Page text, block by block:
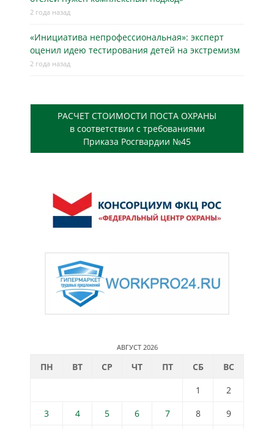
2 года назад
«Инициатива непрофессиональная»: эксперт
оценил идею тестирования детей на экстремизм
2 года назад
РАСЧЕТ СТОИМОСТИ ПОСТА ОХРАНЫ
в соответствии с требованиями
Приказа Росгвардии №45
АВГУСТ 2026
ПН ВТ СР ЧТ ПТ СБ
ВС
1
2
3
4 5 6 7 8
9